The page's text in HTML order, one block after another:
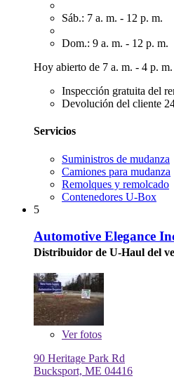
Sáb.: 7 a. m. - 12 p. m.
Dom.: 9 a. m. - 12 p. m.
Hoy abierto de 7 a. m. - 4 p. m.
Inspección gratuita del
Devolución del cliente
Servicios
Suministros de mudanza
Camiones para mudanza
Remolques y remolcado
Contenedores U-Box
5
Automotive Elegance
Distribuidor de U-Haul del
Verfotos
90 Heritage Park Rd
Bucksport, ME 04416